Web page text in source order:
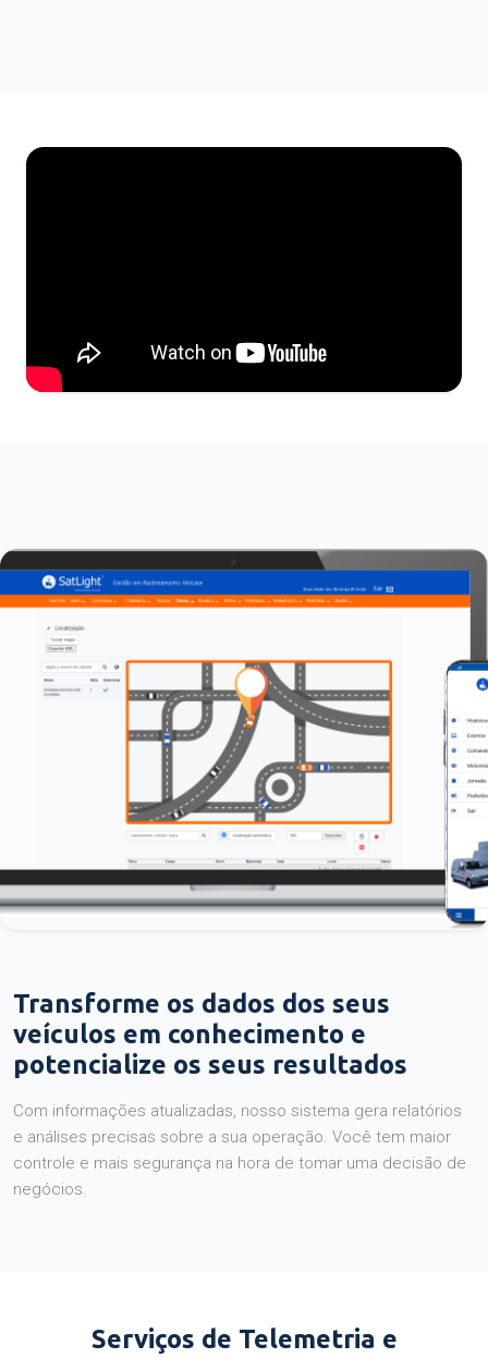
Transforme os dados dos seus
veículos em conhecimento e
potencialize os seus resultados
Com informações atualizadas, nosso sistema gera relatórios
e análises precisas sobre a sua operação. Você tem maior
controle e mais segurança na hora de tomar uma decisão de
negócios.
Serviços de Telemetria e